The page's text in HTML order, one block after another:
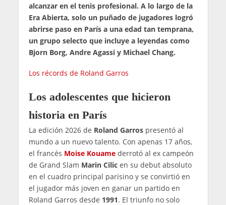
alcanzar en el tenis profesional. A lo largo de la
Era Abierta, solo un puñado de jugadores logró
abrirse paso en París a una edad tan temprana,
un grupo selecto que incluye a leyendas como
Bjorn Borg, Andre Agassi y Michael Chang.
Los récords de Roland Garros
Los adolescentes que hicieron
historia en París
La edición 2026 de Roland Garrospresentó al
mundo a un nuevo talento. Con apenas 17 años,
el francés Moise Kouamederrotó al ex campeón
de Grand Slam Marin Cilicen su debut absoluto
en el cuadro principal parisino y se convirtió en
el jugador más joven en ganar un partido en
Roland Garros desde 1991. El triunfo no solo